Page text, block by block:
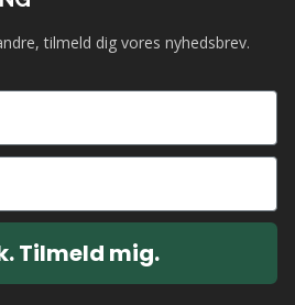
tilmeld dig vores nyhedsbrev.
Tilmeld mig.